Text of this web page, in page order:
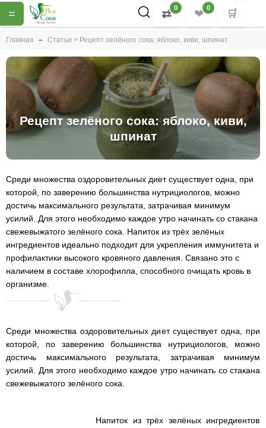
= ⇄ 0 ❤ 0 🛒
Главная Статьи > Рецепт зелёного сока: яблоко, киви, шпинат
Рецепт зелёного сока: яблоко, киви,
шпинат
Среди множества оздоровительных диет существует одна, при
которой, по заверению большинства нутрициологов, можно
достичь максимального результата, затрачивая минимум
усилий. Для этого необходимо каждое утро начинать со стакана
свежевыжатого зелёного сока. Напиток из трёх зелёных
ингредиентов идеально подходит для укрепления иммунитета и
профилактики высокого кровяного давления. Связано это с
наличием в составе хлорофилла, способного очищать кровь в
организме.
Среди множества оздоровительных диет существует одна, при
которой, по заверению большинства нутрициологов, можно
достичь максимального результата, затрачивая минимум
усилий. Для этого необходимо каждое утро начинать со стакана
свежевыжатого зелёного сока.
Напиток из трёх зелёных ингредиентов